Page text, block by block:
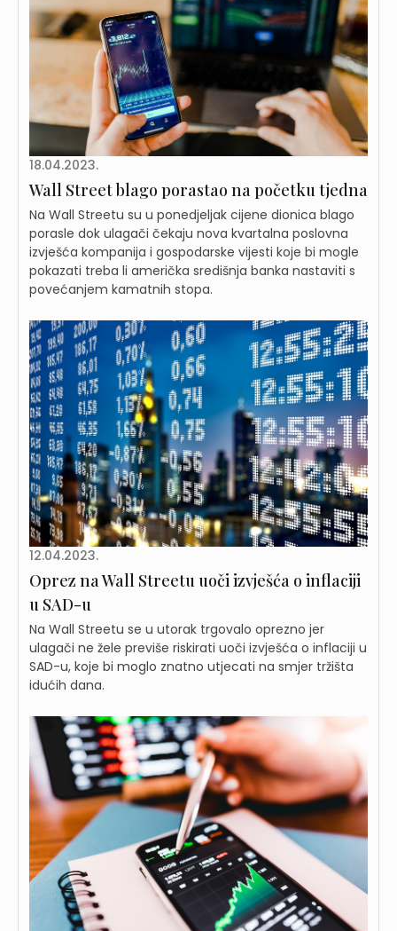
18.04.2023.
Wall Street blago porastao na početku tjedna
Na Wall Streetu su u ponedjeljak cijene dionica blago
porasle dok ulagači čekaju nova kvartalna poslovna
izvješća kompanija i gospodarske vijesti koje bi mogle
pokazati treba li američka središnja banka nastaviti s
povećanjem kamatnih stopa.
12.04.2023.
Oprez na Wall Streetu uoči izvješća o inflaciji
u SAD-u
Na Wall Streetu se u utorak trgovalo oprezno jer
ulagači ne žele previše riskirati uoči izvješća o inflaciji u
SAD-u, koje bi moglo znatno utjecati na smjer tržišta
idućih dana.